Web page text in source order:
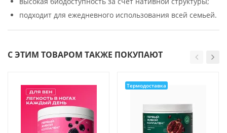
подходит для ежедневного использования всей семьей.
С ЭТИМ ТОВАРОМ ТАКЖЕ ПОКУПАЮТ
Термодоставка